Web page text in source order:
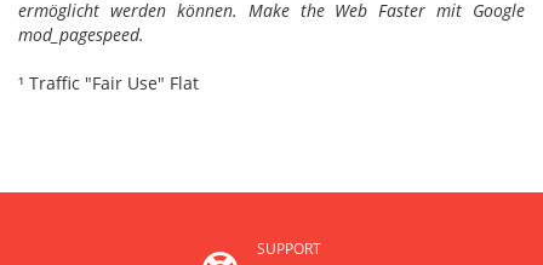
ermöglicht werden können. Make the Web Faster mit Google
mod_pagespeed.
¹ Traffic "Fair Use" Flat
SUPPORT